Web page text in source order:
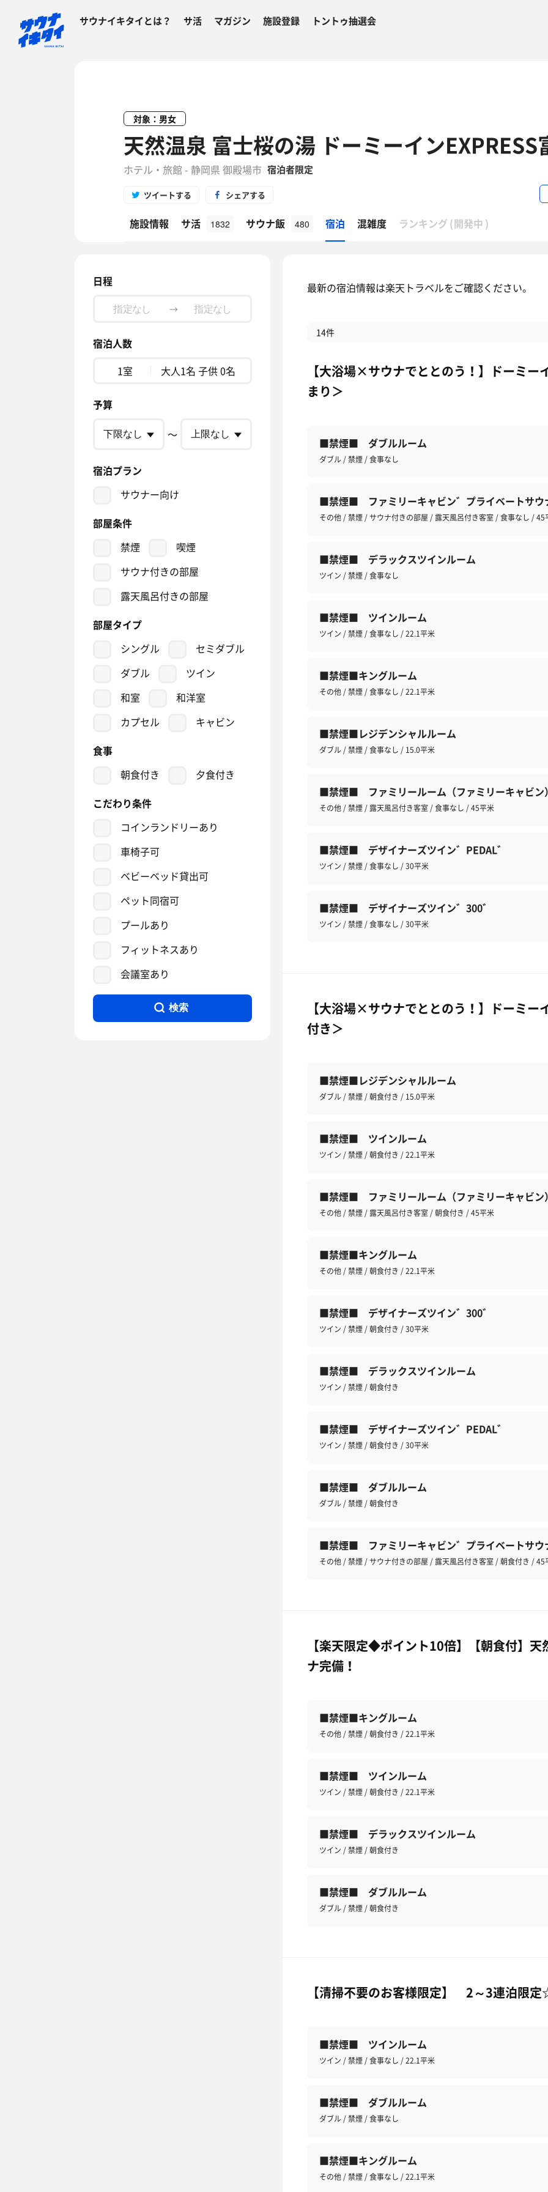
サウナイキタイとは？ サ活 マガジン 施設登録 トントゥ抽選会
対象：男女
天然温泉 富士桜の湯 ドーミーイン
ホテル・旅館 - 静岡県 御殿場市 宿泊者限定
ツイートする シェアする
施設情報 サ活 1832 サウナ飯 480 宿泊 混雑度 ランキング (開発中 )
日程
→
宿泊人数
1室
大人1名 子供 0名
予算
〜
宿泊プラン
サウナー向け
部屋条件
禁煙
喫煙
サウナ付きの部屋
露天風呂付きの部屋
部屋タイプ
シングル
セミダブル
ダブル
ツイン
和室
和洋室
カプセル
キャビン
食事
朝食付き
夕食付き
こだわり条件
コインランドリーあり
車椅子可
ベビーベッド貸出可
ペット同宿可
プールあり
フィットネスあり
会議室あり
検索
最新の宿泊情報は楽天トラベルをご確認ください。
14件
【大浴場×サウナでととのう！】ドーミ
まり＞
■禁煙■ ダブルルーム
ダブル / 禁煙 / 食事なし
■禁煙■ ファミリーキャビン゛プライベートサウ
その他 / 禁煙 / サウナ付きの部屋 / 露天風呂付き客室 / 食事なし / 45
■禁煙■ デラックスツインルーム
ツイン / 禁煙 / 食事なし
■禁煙■ ツインルーム
ツイン / 禁煙 / 食事なし / 22.1平米
■禁煙■キングルーム
その他 / 禁煙 / 食事なし / 22.1平米
■禁煙■レジデンシャルルーム
ダブル / 禁煙 / 食事なし / 15.0平米
■禁煙■ ファミリールーム（ファミリーキャビン
その他 / 禁煙 / 露天風呂付き客室 / 食事なし / 45平米
■禁煙■ デザイナーズツイン゛PEDAL゛
ツイン / 禁煙 / 食事なし / 30平米
■禁煙■ デザイナーズツイン゛300゛
ツイン / 禁煙 / 食事なし / 30平米
【大浴場×サウナでととのう！】ドーミ
付き＞
■禁煙■レジデンシャルルーム
ダブル / 禁煙 / 朝食付き / 15.0平米
■禁煙■ ツインルーム
ツイン / 禁煙 / 朝食付き / 22.1平米
■禁煙■ ファミリールーム（ファミリーキャビン
その他 / 禁煙 / 露天風呂付き客室 / 朝食付き / 45平米
■禁煙■キングルーム
その他 / 禁煙 / 朝食付き / 22.1平米
■禁煙■ デザイナーズツイン゛300゛
ツイン / 禁煙 / 朝食付き / 30平米
■禁煙■ デラックスツインルーム
ツイン / 禁煙 / 朝食付き
■禁煙■ デザイナーズツイン゛PEDAL゛
ツイン / 禁煙 / 朝食付き / 30平米
■禁煙■ ダブルルーム
ダブル / 禁煙 / 朝食付き
■禁煙■ ファミリーキャビン゛プライベートサウ
その他 / 禁煙 / サウナ付きの部屋 / 露天風呂付き客室 / 朝食付き / 45
【楽天限定◆ポイント10倍】【朝食付】
ナ完備！
■禁煙■キングルーム
その他 / 禁煙 / 朝食付き / 22.1平米
■禁煙■ ツインルーム
ツイン / 禁煙 / 朝食付き / 22.1平米
■禁煙■ デラックスツインルーム
ツイン / 禁煙 / 朝食付き
■禁煙■ ダブルルーム
ダブル / 禁煙 / 朝食付き
【清掃不要のお客様限定】 2～3連泊限
■禁煙■ ツインルーム
ツイン / 禁煙 / 食事なし / 22.1平米
■禁煙■ ダブルルーム
ダブル / 禁煙 / 食事なし
■禁煙■キングルーム
その他 / 禁煙 / 食事なし / 22.1平米